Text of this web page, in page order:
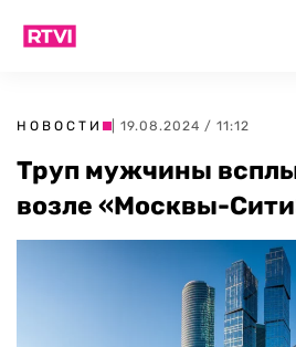
НОВОСТИ | 19.08.2024 / 11:12
Труп мужчины
возле «Москвы-